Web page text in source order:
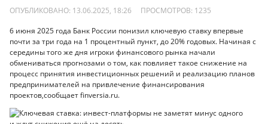
ОПУБЛИКОВАНО: 13.06.2025, 18:26 ПРОСМОТРОВ: 1235
6 июня 2025 года Банк России понизил ключевую ставку впервые
почти за три года на 1 процентный пункт, до 20% годовых. Начиная с
середины того же дня игроки финансового рынка начали
обмениваться прогнозами о том, как повлияет такое снижение на
процесс принятия инвестиционных решений и реализацию планов
предпринимателей на привлечение финансирования
проектов,сообщает finversia.ru.